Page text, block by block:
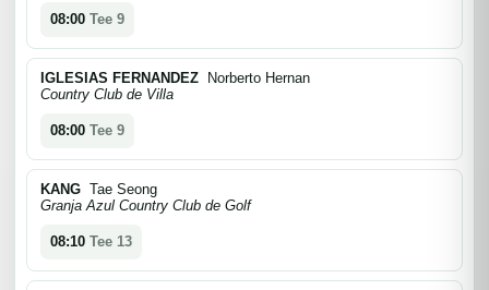
08:00 Tee 9
IGLESIAS FERNANDEZ Norberto Hernan
Country Club de Villa
08:00 Tee 9
KANG Tae Seong
Granja Azul Country Club de Golf
08:10 Tee 13